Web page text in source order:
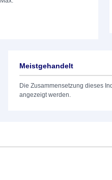
Meistgehandelt
Die Zusammensetzung dieses
angezeigt werden.